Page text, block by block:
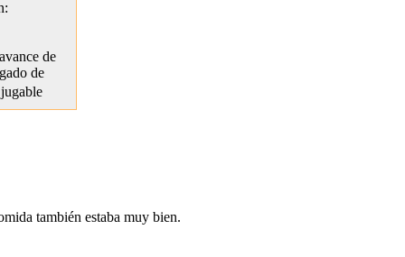
de
de
también estaba muy bien.